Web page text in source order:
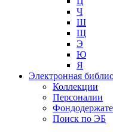
Ч
Ш
Щ
Э
Ю
Я
Электронная
Коллекции
Персоналии
Поиск по ЭБ